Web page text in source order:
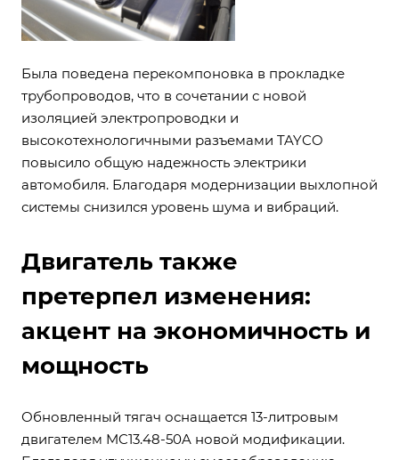
Была поведена перекомпоновка в прокладке
трубопроводов, что в сочетании с новой
изоляцией электропроводки и
высокотехнологичными разъемами TAYCO
повысило общую надежность электрики
автомобиля. Благодаря модернизации выхлопной
системы снизился уровень шума и вибраций.
Двигатель также
претерпел изменения:
акцент на экономичность и
мощность
Обновленный тягач оснащается 13-литровым
двигателем MC13.48-50A новой модификации.